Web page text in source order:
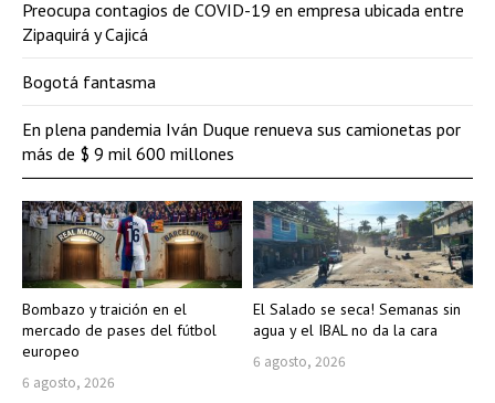
Bombazo y traición en el
mercado de pases del fútbol
europeo
6 agosto, 2026
El Salado se seca! Semanas sin
agua y el IBAL no da la cara
6 agosto, 2026
Preocupa contagios de COVID-19 en empresa ubicada entre
Zipaquirá y Cajicá
Bogotá fantasma
En plena pandemia Iván Duque renueva sus camionetas por
más de $ 9 mil 600 millones